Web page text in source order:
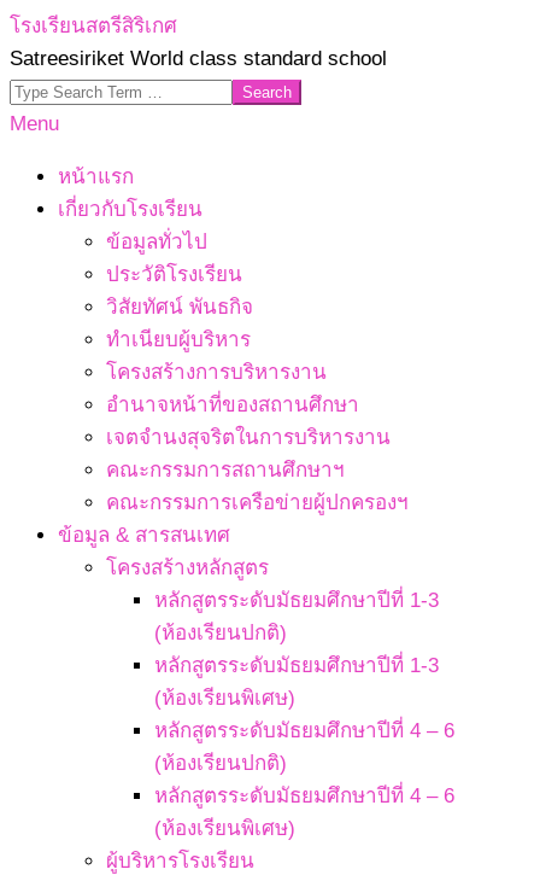
Skip
to
content
โรงเรียนสตรีสิริเกศ
Satreesiriket World class standard school
Search
Primary
Menu
Menu
หน้าแรก
เกี่ยวกับโรงเรียน
ข้อมูลทั่วไป
ประวัติโรงเรียน
วิสัยทัศน์ พันธกิจ
ทำเนียบผู้บริหาร
โครงสร้างการบริหารงาน
อำนาจหน้าที่ของสถานศึกษา
เจตจํานงสุจริตในการบริหารงาน
คณะกรรมการสถานศึกษาฯ
คณะกรรมการเครือข่ายผู้ปกครองฯ
ข้อมูล & สารสนเทศ
โครงสร้างหลักสูตร
หลักสูตรระดับมัธยมศึกษาปีที่ 1-3
(ห้องเรียนปกติ)
หลักสูตรระดับมัธยมศึกษาปีที่ 1-3
(ห้องเรียนพิเศษ)
หลักสูตรระดับมัธยมศึกษาปีที่ 4 – 6
(ห้องเรียนปกติ)
หลักสูตรระดับมัธยมศึกษาปีที่ 4 – 6
(ห้องเรียนพิเศษ)
ผู้บริหารโรงเรียน